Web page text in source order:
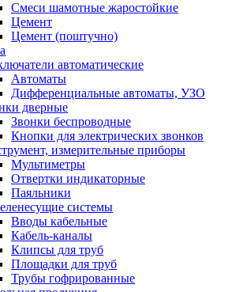
Смеси шамотные жаростойкие
Цемент
Цемент (поштучно)
автоматические
Автоматы
Дифференциальные автоматы, УЗО
дверные
Звонки беспроводные
Кнопки для электрических звонков
измерительные приборы
Мультиметры
Отвертки индикаторные
Паяльники
системы
Вводы кабельные
Кабель-каналы
Клипсы для труб
Площадки для труб
Трубы гофрированные